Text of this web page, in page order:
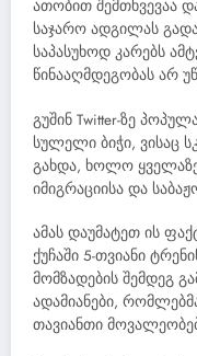
ათობით შემთხვევაა
საჯარო ადგილას
საპასუხოდ კარებს
წინააღმდეგობას არ
გუშინ Twitter-ზე
სულელი ბიჭი, ვისაც
გახდა, ხოლო
იმიგრაციისა და
ამას დაუმატეთ ის
ქუჩაში 5-თვიანი
მომზადების შემდეგ
ადამიანები,
თავიანთი